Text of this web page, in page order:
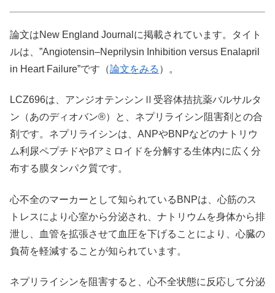
論文はNew England Journalに掲載されています。タイト
ルは、”Angiotensin–Neprilysin Inhibition versus Enalapril
in Heart Failure”です（論文をみる ）。
LCZ696は、アンジオテンシンⅡ受容体拮抗薬バルサルタ
ン（あのディオバン®）と、ネプリライシン阻害剤との合
剤です。ネプリライシンは、ANPやBNPなどのナトリウ
ム利尿ペプチドやβアミロイドを分解する生体内に広く分
布する膜タンパク質です。
心不全のマーカーとして知られているBNPは、心筋のス
トレスにより心室から分泌され、ナトリウムを身体から排
泄し、血管を拡張させて血圧を下げることにより、心臓の
負荷を軽減することが知られています。
ネプリライシンを阻害すると、心不全状態に反応して分泌